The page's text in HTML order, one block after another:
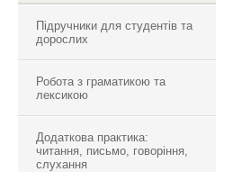
Підручники для студентів та
дорослих
Робота з граматикою та
лексикою
Додаткова практика:
читання, письмо, говоріння,
слухання